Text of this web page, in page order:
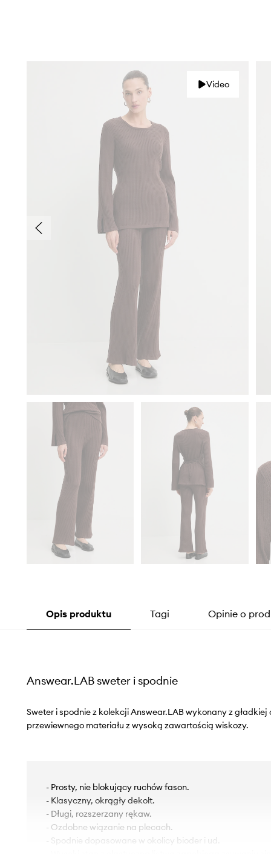
Video
Opis produktu Tagi Opinie o
Answear.LAB sweter i spodnie
Sweter i spodnie z kolekcji Answear.LAB wykonany z gładkiej
przewiewnego materiału z wysoką zawartością wiskozy.
- Prosty, nie blokujący ruchów fason.
- Klasyczny, okrągły dekolt.
- Długi, rozszerzany rękaw.
- Ozdobne wiązanie na plecach.
- Spodnie dopasowane w okolicy bioder i ud.